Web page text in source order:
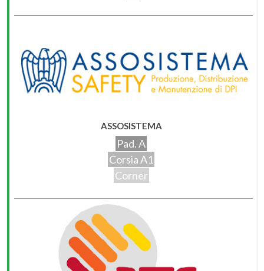
ASSOSISTEMA
Pad. A
Corsia A1
Corner